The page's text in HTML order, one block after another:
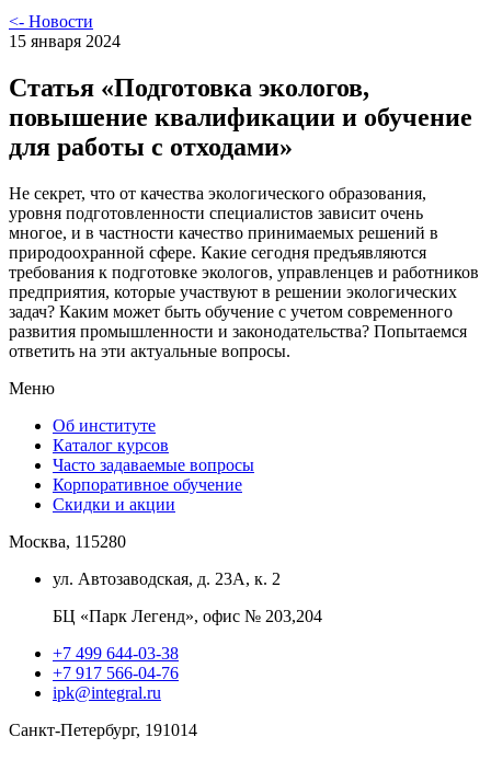
<- Новости
15 января 2024
Статья «Подготовка экологов,
повышение квалификации и обучение
для работы с отходами»
Не секрет, что от качества экологического образования,
уровня подготовленности специалистов зависит очень
многое, и в частности качество принимаемых решений в
природоохранной сфере. Какие сегодня предъявляются
требования к подготовке экологов, управленцев и работников
предприятия, которые участвуют в решении экологических
задач? Каким может быть обучение с учетом современного
развития промышленности и законодательства? Попытаемся
ответить на эти актуальные вопросы.
Меню
Об институте
Каталог курсов
Часто задаваемые вопросы
Корпоративное обучение
Скидки и акции
Москва, 115280
ул. Автозаводская, д. 23А, к. 2
БЦ «Парк Легенд», офис № 203,204
+7 499 644-03-38
+7 917 566-04-76
ipk@integral.ru
Санкт-Петербург, 191014